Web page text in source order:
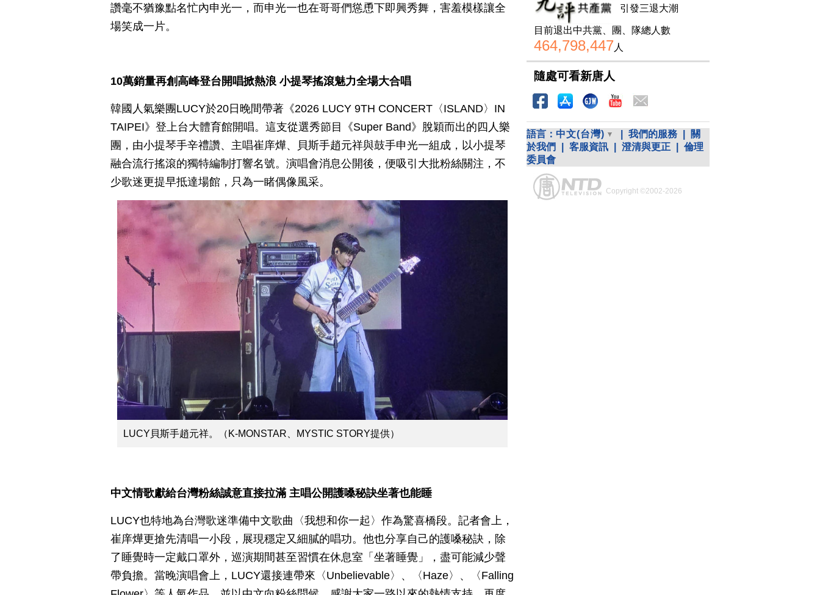
讚毫不猶豫點名忙內申光一，而申光一也在哥哥們慫恿下即興秀舞，害羞模樣讓全
場笑成一片。
10萬銷量再創高峰登台開唱掀熱浪 小提琴搖滾魅力全場大合唱
韓國人氣樂團LUCY於20日晚間帶著《2026 LUCY 9TH CONCERT〈ISLAND〉IN
TAIPEI》登上台大體育館開唱。這支從選秀節目《Super Band》脫穎而出的四人樂
團，由小提琴手辛禮讚、主唱崔庠燁、貝斯手趙元祥與鼓手申光一組成，以小提琴
融合流行搖滾的獨特編制打響名號。演唱會消息公開後，便吸引大批粉絲關注，不
少歌迷更提早抵達場館，只為一睹偶像風采。
LUCY貝斯手趙元祥。（K-MONSTAR、MYSTIC STORY提供）
中文情歌獻給台灣粉絲誠意直接拉滿 主唱公開護嗓秘訣坐著也能睡
LUCY也特地為台灣歌迷準備中文歌曲〈我想和你一起〉作為驚喜橋段。記者會上，
崔庠燁更搶先清唱一小段，展現穩定又細膩的唱功。他也分享自己的護嗓秘訣，除
了睡覺時一定戴口罩外，巡演期間甚至習慣在休息室「坐著睡覺」，盡可能減少聲
帶負擔。當晚演唱會上，LUCY還接連帶來〈Unbelievable〉、〈Haze〉、〈Falling
引發三退大潮
目前退出中共黨、團、隊總人數
464,798,447人
隨處可看新唐人
語言： 中文(台灣) 我們的服務
關
於我們
客服資訊 澄清與更正
倫理
委員會
Copyright ©2002-2026